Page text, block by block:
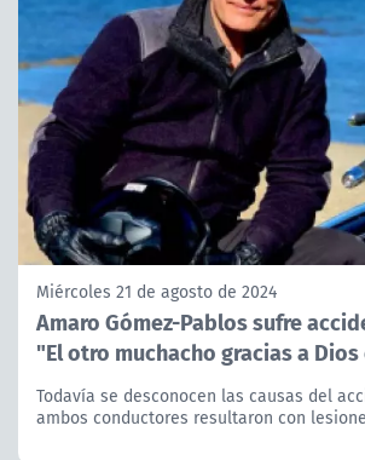
Miércoles 21 de agosto de 2024
Amaro Gómez-Pablos sufre
"El otro muchacho gracias a
Todavía se desconocen las causas del
ambos conductores resultaron con